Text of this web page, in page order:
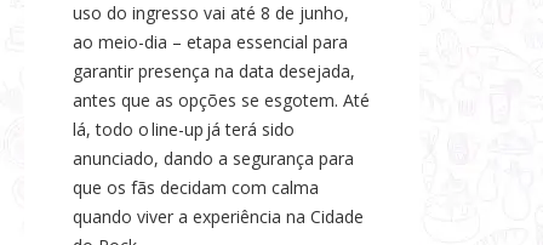
uso do ingresso vai até 8 de junho,
ao meio-dia – etapa essencial para
garantir presença na data desejada,
antes que as opções se esgotem. Até
lá, todo o line-up já terá sido
anunciado, dando a segurança para
que os fãs decidam com calma
quando viver a experiência na Cidade